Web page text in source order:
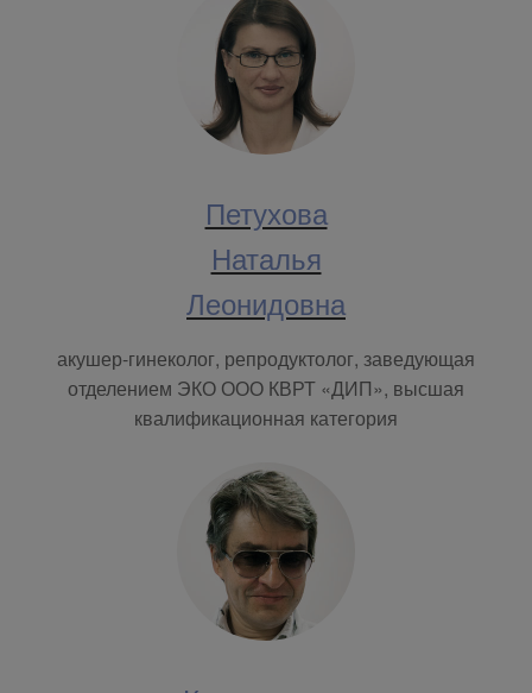
Петухова
Наталья
Леонидовна
акушер-гинеколог, репродуктолог, заведующая
отделением ЭКО ООО КВРТ «ДИП», высшая
квалификационная категория